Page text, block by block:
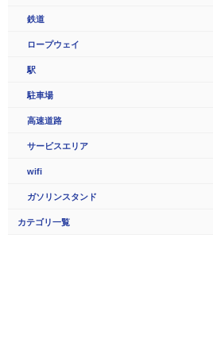
鉄道
ロープウェイ
駅
駐車場
高速道路
サービスエリア
wifi
ガソリンスタンド
カテゴリ一覧